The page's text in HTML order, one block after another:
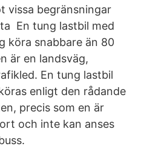
vissa begränsningar
En tung lastbil med
köra snabbare än 80
är en landsväg,
En tung lastbil
enligt den rådande
precis som en är
och inte kan anses